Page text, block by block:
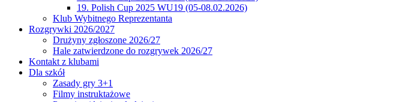
19. Polish Cup 2025 WU19 (05-08.02.2026)
Klub Wybitnego Reprezentanta
Rozgrywki 2026/2027
Drużyny zgłoszone 2026/27
Hale zatwierdzone do rozgrywek 2026/27
Kontakt z klubami
Dla szkół
Zasady gry 3+1
Filmy instruktażowe